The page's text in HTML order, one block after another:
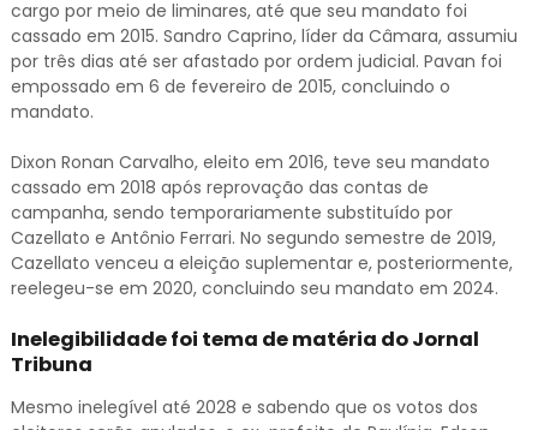
cargo por meio de liminares, até que seu mandato foi
cassado em 2015. Sandro Caprino, líder da Câmara, assumiu
por três dias até ser afastado por ordem judicial. Pavan foi
empossado em 6 de fevereiro de 2015, concluindo o
mandato.
Dixon Ronan Carvalho, eleito em 2016, teve seu mandato
cassado em 2018 após reprovação das contas de
campanha, sendo temporariamente substituído por
Cazellato e Antônio Ferrari. No segundo semestre de 2019,
Cazellato venceu a eleição suplementar e, posteriormente,
reelegeu-se em 2020, concluindo seu mandato em 2024.
Inelegibilidade foi tema de matéria do Jornal
Tribuna
Mesmo inelegível até 2028 e sabendo que os votos dos